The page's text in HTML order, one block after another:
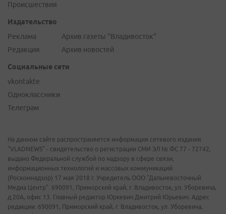
Происшествия
Издательство
Реклама
Редакция
Архив газеты "Владивосток"
Архив новостей
Социальные сети
vkontakte
Одноклассники
Телеграм
На данном сайте распространяется информация сетевого издания
"VLADNEWS" - свидетельство о регистрации СМИ ЭЛ № ФС 77 - 72742,
выдано Федеральной службой по надзору в сфере связи,
информационных технологий и массовых коммуникаций
(Роскомнадзор) 17 мая 2018 г. Учредитель ООО "Дальневосточный
Медиа Центр". 690091, Приморский край, г. Владивосток, ул. Уборевича,
д.20А, офис 13. Главный редактор Юркевич Дмитрий Юрьевич. Адрес
редакции: 690091, Приморский край, г. Владивосток, ул. Уборевича,